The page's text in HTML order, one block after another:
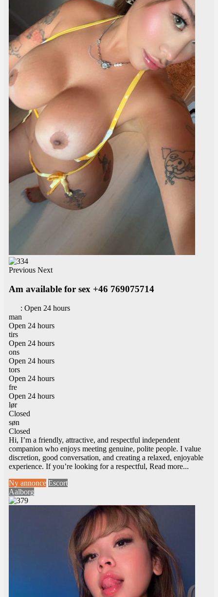
Previous Next
Am available for sex +46 769075714
: Open 24 hours
man
Open 24 hours
tirs
Open 24 hours
ons
Open 24 hours
tors
Open 24 hours
fre
Open 24 hours
lør
Closed
søn
Closed
Hi, I’m a friendly, attractive, and respectful independent
companion who enjoys meeting genuine, polite people. I value
discretion, good conversation, and creating a relaxed, enjoyable
experience. If you’re looking for a respectful, Read more...
Ny annonce Escort
Aalborg